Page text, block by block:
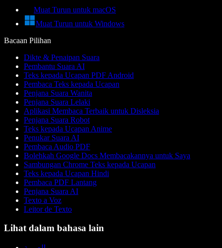
Muat Turun untuk macOS
Muat Turun untuk Windows
Bacaan Pilihan
Dikte & Penaipan Suara
Pembantu Suara AI
Teks kepada Ucapan PDF Android
Pembaca Teks kepada Ucapan
Penjana Suara Wanita
Penjana Suara Lelaki
Aplikasi Membaca Terbaik untuk Disleksia
Penjana Suara Robot
Teks kepada Ucapan Anime
Penukar Suara AI
Pembaca Audio PDF
Bolehkah Google Docs Membacakannya untuk Saya
Sambungan Chrome Teks kepada Ucapan
Teks kepada Ucapan Hindi
Pembaca PDF Lantang
Penjana Suara AI
Texto a Voz
Leitor de Texto
Lihat dalam bahasa lain